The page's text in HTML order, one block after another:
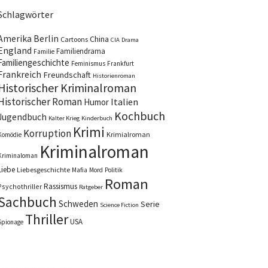
Berlin Cartoons China CIA Drama
Familie Familiendrama
Feminismus Frankfurt
Freundschaft Historienroman
Kriminalroman
Roman Humor Italien
Kalter Krieg Kinderbuch Kochbuch
Korruption Krimi Krimialroman
Kriminalroman
Liebesgeschichte Mafia Mord Politik
Rassismus Ratgeber Roman
Schweden Science Fiction Serie
ThrillerUSA